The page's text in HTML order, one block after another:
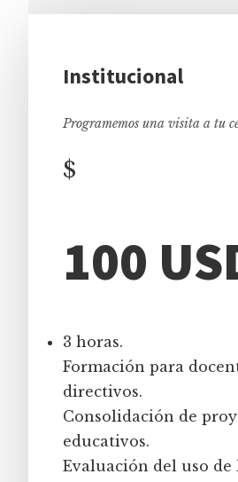
Institucional
Programemos una visita a tu
$
100
3 horas.
Formación para
directivos.
Consolidación de
educativos.
Evaluación del uso de